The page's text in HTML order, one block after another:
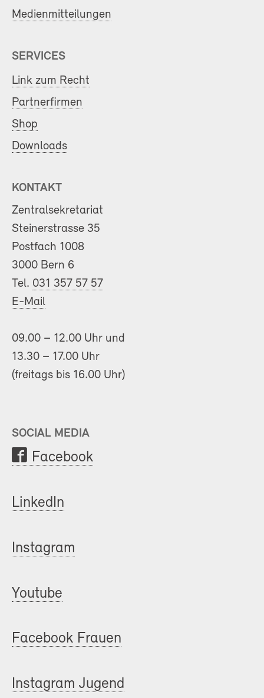
Medienmitteilungen
SERVICES
Link zum Recht
Partnerfirmen
Shop
Downloads
KONTAKT
Zentralsekretariat
Steinerstrasse 35
Postfach 1008
3000 Bern 6
Tel. 031 357 57 57
E-Mail
09.00 – 12.00 Uhr und
13.30 – 17.00 Uhr
(freitags bis 16.00 Uhr)
SOCIAL MEDIA
Facebook
LinkedIn
Instagram
Youtube
Facebook Frauen
Instagram Jugend